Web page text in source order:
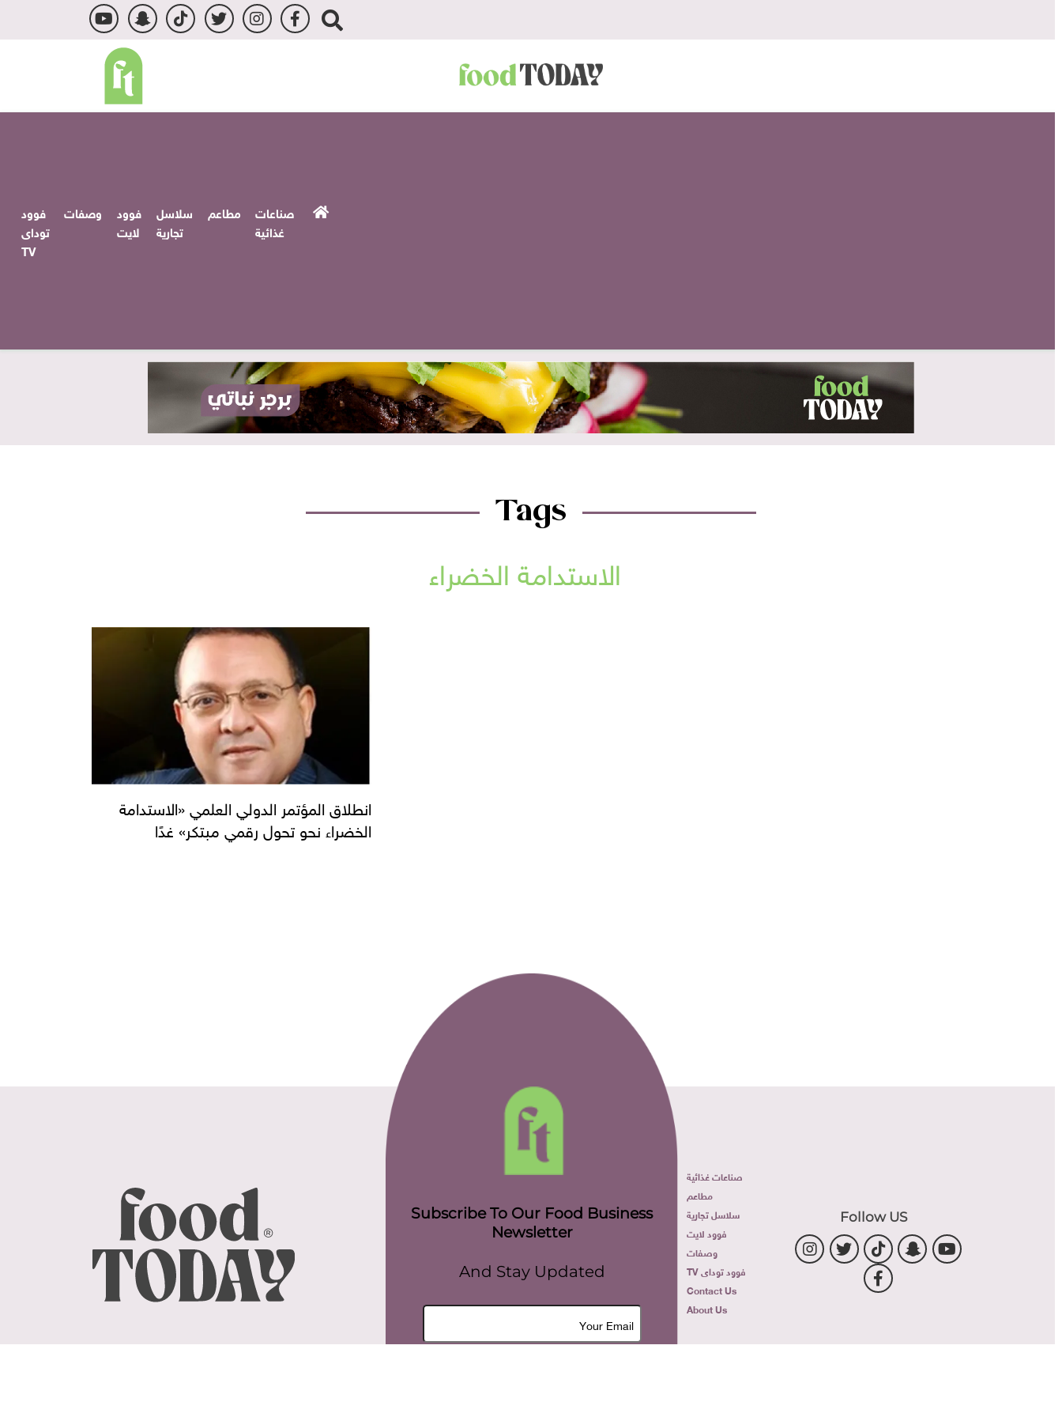
صناعات
غذائية
مطاعم
سلاسل
تجارية
فوود
لايت
وصفات
فوود
توداى
TV
Tags
الاستدامة الخضراء
انطلاق المؤتمر الدولي العلمي «الاستدامة
الخضراء نحو تحول رقمي مبتكر» غدًا
Follow US
صناعات غذائية
مطاعم
سلاسل تجارية
فوود لايت
وصفات
فوود توداى TV
Contact Us
About Us
Subscribe To Our Food Business
Newsletter
And Stay Updated